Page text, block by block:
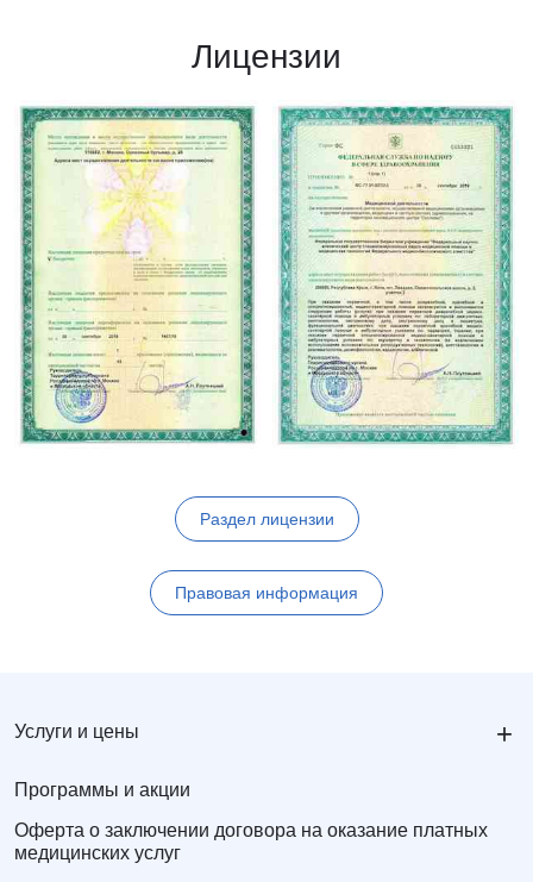
Лицензии
Раздел лицензии
Правовая информация
Услуги и цены +
Программы и акции
Оферта о заключении договора на оказание платных
медицинских услуг